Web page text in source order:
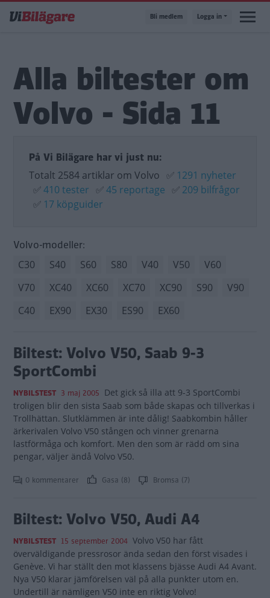
till
Bli medlem Logga in
Alla biltester om
Volvo - Sida 11
På Vi Bilägare har vi just nu:
Totalt 2584 artiklar om Volvo ✅ 1291 nyheter
✅410 tester ✅45 reportage ✅ 209 bilfrågor
✅ 17 köpguider
Volvo-modeller:
C30 S40 S60 S80 V40 V50
V60
V70
XC40 XC60 XC70 XC90 S90
V90
C40
EX90 EX30 ES90 EX60
Biltest: Volvo V50, Saab 9-3
SportCombi
NYBILSTEST 3 maj 2005 Det gick så illa att 9-3 SportCombi
troligen blir den sista Saab som både skapas och tillverkas i
Trollhättan. Slutklämmen är inte dålig! Saabkombin håller
ärkerivalen Volvo V50 stången och vinner grenarna
lastförmåga och komfort. Men den som är rädd om sina
pengar, väljer ändå Volvo V50.
0 kommentarer Gasa (8) Bromsa (7)
Biltest: Volvo V50, Audi A4
NYBILSTEST 15 september 2004 Volvo V50 har fått
överväldigande pressrosor ända sedan den först visades i
Genève. Vi har ställt den mot klassens bjässe Audi A4 Avant.
Nya V50 klarar jämförelsen väl på alla punkter utom en.
Undertill är nämligen V50 inte en riktig Volvo!